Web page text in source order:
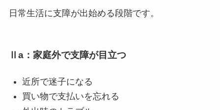
日常生活に支障が出始める段階です。
Ⅱa：家庭外で支障が目立つ
近所で迷子になる
買い物で支払いを忘れる